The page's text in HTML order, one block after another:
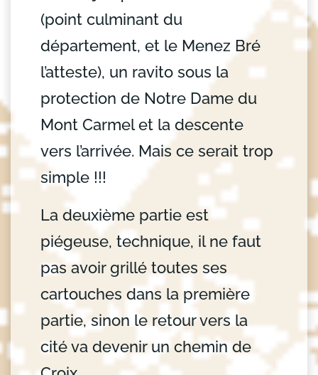
(point culminant du
département, et le Menez Bré
l’atteste), un ravito sous la
protection de Notre Dame du
Mont Carmel et la descente
vers l’arrivée. Mais ce serait trop
simple !!!
La deuxième partie est
piégeuse, technique, il ne faut
pas avoir grillé toutes ses
cartouches dans la première
partie, sinon le retour vers la
cité va devenir un chemin de